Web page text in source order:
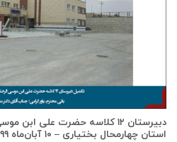
دبيرستان ١٢ كلاسه حضرت علی ابن
استان چهارمحال بختياری – ۱۰ آبان‌ماه ۱۳۹۹